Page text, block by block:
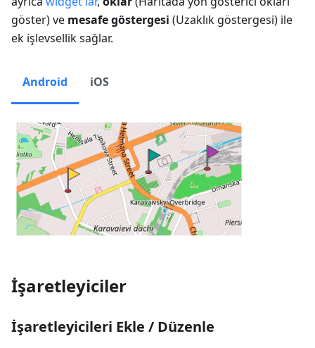
göster) ve mesafe göstergesi (Uzaklık göstergesi) ile
ek işlevsellik sağlar.
Android iOS
İşaretleyiciler
İşaretleyicileri Ekle / Düzenle